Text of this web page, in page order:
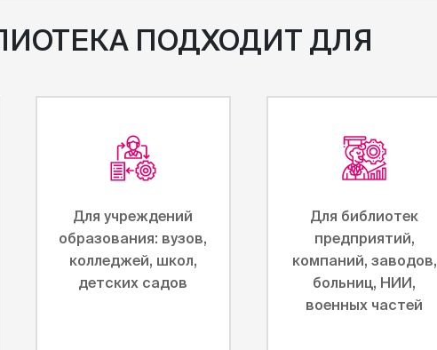
ПОДХОДИТ ДЛЯ
Для учреждений
образования: вузов,
колледжей, школ,
детских садов
Для библиотек
предприятий,
компаний, заводов,
больниц, НИИ,
военных частей